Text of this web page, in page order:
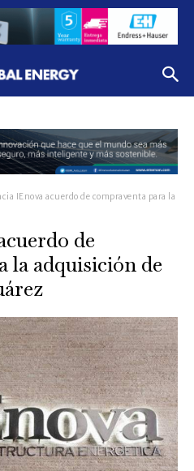
IEnova acuerdo de compraventa para la
de
la adquisición de